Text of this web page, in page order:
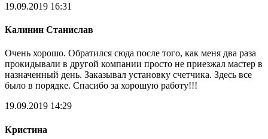
19.09.2019 16:31
Калинин Станислав
Очень хорошо. Обратился сюда после того, как меня два раза
прокидывали в другой компании просто не приезжал мастер в
назначенный день. Заказывал установку счетчика. Здесь все
было в порядке. Спасибо за хорошую работу!!!
19.09.2019 14:29
Кристина